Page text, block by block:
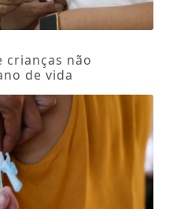
crianças não
de vida